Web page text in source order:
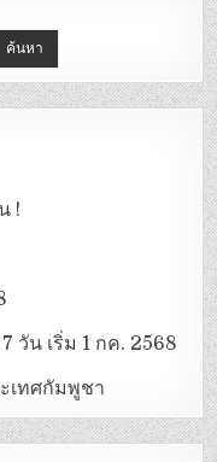
ค้นหา
!
วัน เริ่ม 1 กค. 2568
เทศกัมพูชา